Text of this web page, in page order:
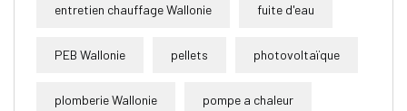
entretien chauffage Wallonie fuite d'eau
PEB Wallonie pellets photovoltaïque
plomberie Wallonie pompe a chaleur